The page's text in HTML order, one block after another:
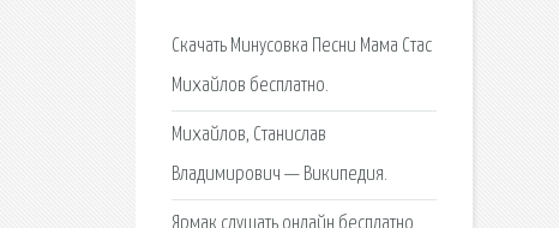
Скачать Минусовка Песни Мама Стас
Михайлов бесплатно.
Михайлов, Станислав
Владимирович — Википедия.